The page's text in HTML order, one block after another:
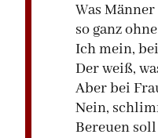
Was
so ganz
Ich mein,
Der weiß,
Aber bei
Nein,
Bereuen soll